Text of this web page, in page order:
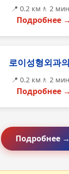
📍 0.2 км 🚶 2
Подробнее →
로이성형외과
📍 0.2 км 🚶 2
Подробнее →
Подробнее →